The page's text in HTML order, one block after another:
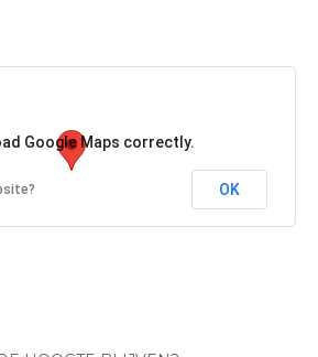
Google Maps correctly.
OK